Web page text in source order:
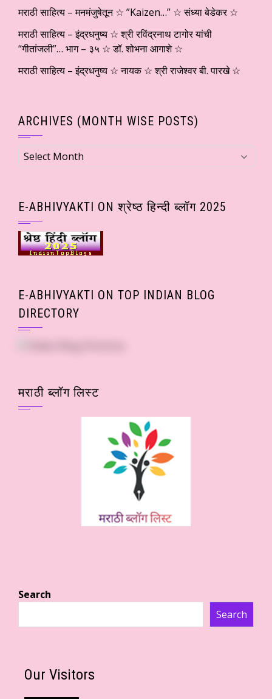
मराठी साहित्य – मनमंजुषेतून ☆ ”Kaizen…” ☆ संध्या बेडेकर ☆
मराठी साहित्य – इंद्रधनुष्य ☆ श्री रविंद्रनाथ टागोर यांची
“गीतांजली”… भाग – ३५ ☆ डॉ. शोभना आगाशे ☆
मराठी साहित्य – इंद्रधनुष्य ☆ नायक ☆ श्री राजेश्वर बी. पारखे ☆
ARCHIVES (MONTH WISE POSTS)
Archives
(Month
E-ABHIVYAKTI ON श्रेष्ठ हिन्दी ब्लॉग 2025
E-ABHIVYAKTI ON TOP INDIAN BLOG
DIRECTORY
मराठी ब्लॉग लिस्ट
Search
Search
Our Visitors